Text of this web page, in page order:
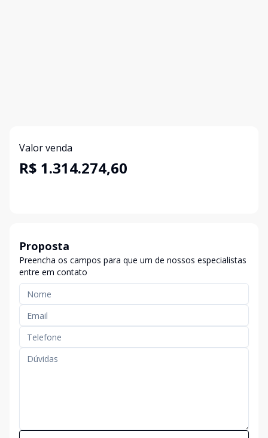
Valor venda
R$ 1.314.274,60
Proposta
Preencha os campos para que um de nossos especialistas
entre em contato